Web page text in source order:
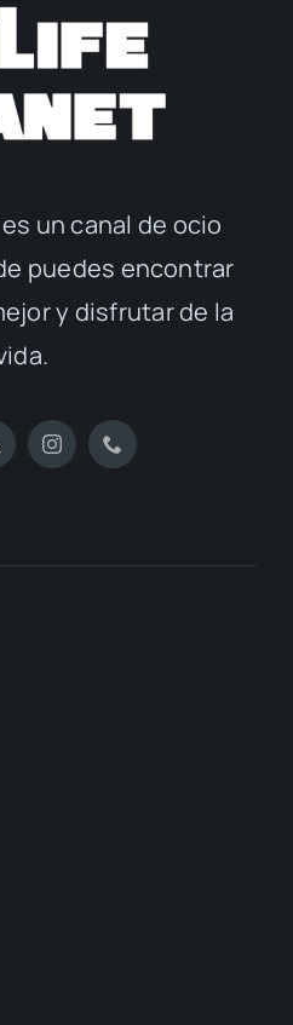
es un canal de ocio
puedes encontrar
y disfrutar de la